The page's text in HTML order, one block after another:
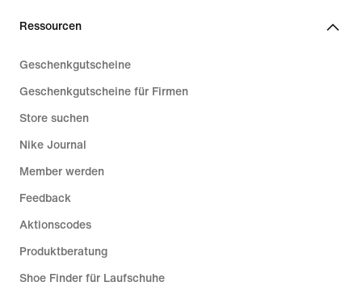
Ressourcen
Geschenkgutscheine
Geschenkgutscheine für Firmen
Store suchen
Nike Journal
Member werden
Feedback
Aktionscodes
Produktberatung
Shoe Finder für Laufschuhe